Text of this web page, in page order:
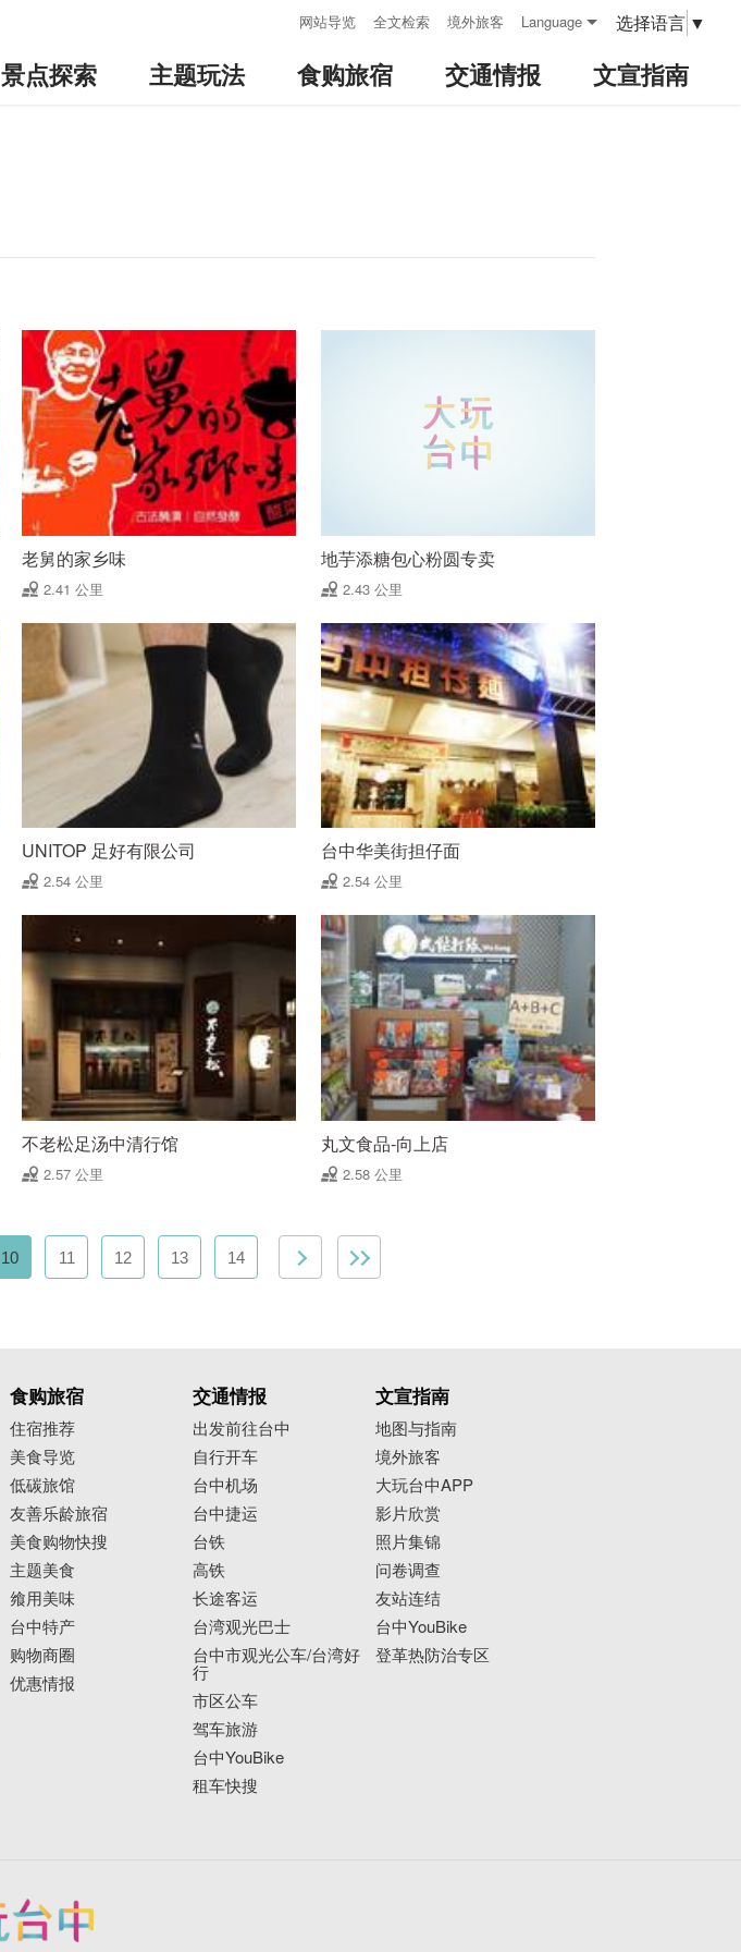
网站导览 全文检索 境外旅客 Language 选择语言 ▼
景点探索 主题玩法 食购旅宿 交通情报 文宣指南
老舅的家乡味
2.41 公里
地芋添糖包心粉圆专卖
2.43 公里
UNITOP 足好有限公司
2.54 公里
台中华美街担仔面
2.54 公里
不老松足汤中清行馆
2.57 公里
丸文食品-向上店
2.58 公里
10 11 12 13 14
食购旅宿
住宿推荐
美食导览
低碳旅馆
友善乐龄旅宿
美食购物快搜
主题美食
飨用美味
台中特产
购物商圈
优惠情报
交通情报
出发前往台中
自行开车
台中机场
台中捷运
台铁
高铁
长途客运
台湾观光巴士
台中市观光公车/台湾好
行
市区公车
驾车旅游
台中YouBike
租车快搜
文宣指南
地图与指南
境外旅客
大玩台中APP
影片欣赏
照片集锦
问卷调查
友站连结
台中YouBike
登革热防治专区